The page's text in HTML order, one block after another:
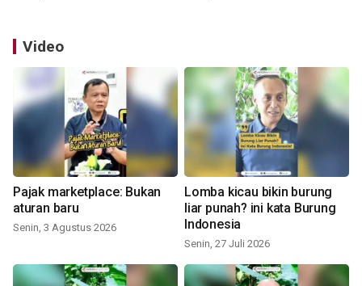
Video
Pajak marketplace: Bukan
aturan baru
Senin, 3 Agustus 2026
Lomba kicau bikin burung
liar punah? ini kata Burung
Indonesia
Senin, 27 Juli 2026